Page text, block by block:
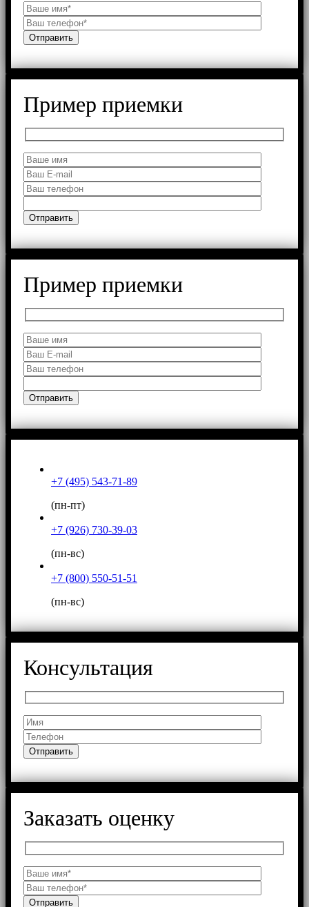
Пример приемки
Пример приемки
+7 (495) 543-71-89
(пн-пт)
+7 (926) 730-39-03
(пн-вс)
+7 (800) 550-51-51
(пн-вс)
Консультация
Заказать оценку